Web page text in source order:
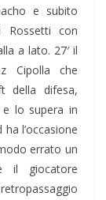
e subito
Rossetti con
a lato. 27′ il
Cipolla che
della difesa,
e lo supera in
l’occasione
errato un
il giocatore